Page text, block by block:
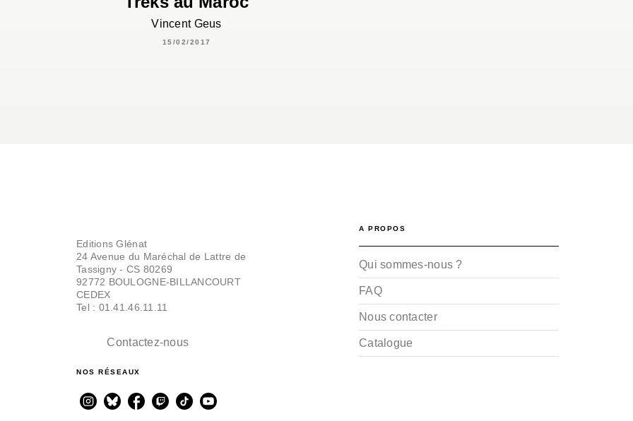
Vincent Geus
15/02/2017
Editions Glénat
24 Avenue du Maréchal de Lattre de
Tassigny - CS 80269
92772 BOULOGNE-BILLANCOURT
CEDEX
Tel : 01.41.46.11.11
Contactez-nous
NOS RÉSEAUX
A PROPOS
Qui sommes-nous ?
FAQ
Nous contacter
Catalogue